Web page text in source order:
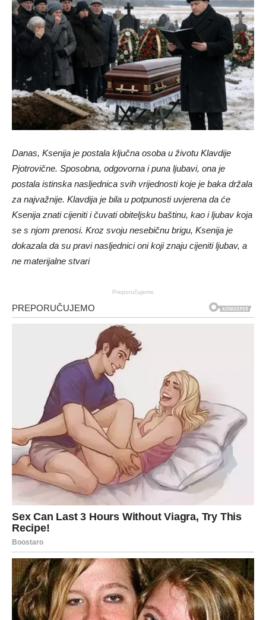
Pjotrovične. Sposobna, odgovorna i puna ljubavi, ona je
postala istinska nasljednica svih vrijednosti koje je baka držala
za najvažnije. Klavdija je bila u potpunosti uvjerena da će
Ksenija znati cijeniti i čuvati obiteljsku baštinu, kao i ljubav koja
se s njom prenosi. Kroz svoju nesebičnu brigu, Ksenija je
dokazala da su pravi nasljednici oni koji znaju cijeniti ljubav, a
ne materijalne stvari